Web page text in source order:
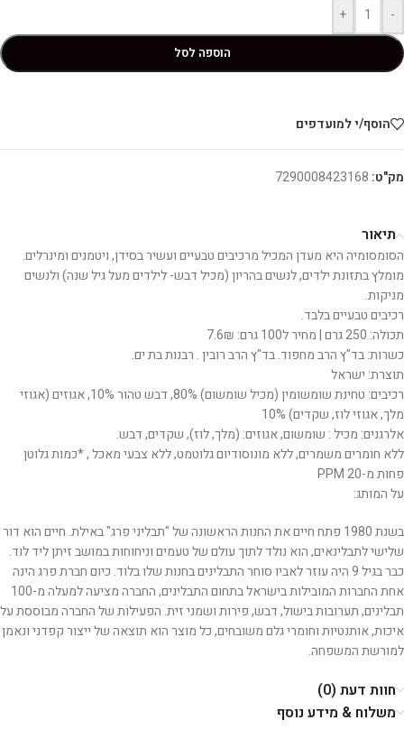
-
+
הוספה לסל
הוסף/י למועדפים
מק"ט: 7290008423168
תיאור
הסומסומיה היא מעדן המכיל מרכיבים טבעיים ועשיר בסידן, ויטמנים ומינרלים.
מומלץ בתזונת ילדים, לנשים בהריון (מכיל דבש- לילדים מעל גיל שנה) ולנשים
מניקות.
רכיבים טבעיים בלבד.
תכולה: 250 גרם | מחיר ל100 גרם: 7.6₪
כשרות: בד"ץ הרב מחפוד. בד"ץ הרב רובין . רבנות בת ים.
תוצרת: ישראל
רכיבים: טחינת שומשומין (מכיל שומשום) 80%, דבש טהור 10%, אגוזים (אגוזי
מלך, אגוזי לוז, שקדים) 10%
אלרגנים: מכיל : שומשום, אגוזים: (מלך, לוז), שקדים, דבש.
ללא חומרים משמרים, ללא מונוסודיום גלוטמט, ללא צבעי מאכל , *כמות גלוטן
פחות מ-20 PPM
על המותג:
בשנת 1980 פתח חיים את החנות הראשונה של "תבליני פרג" באילת. חיים הוא דור
שלישי לתבלינאים, הוא נולד לתוך עולם של טעמים וניחוחות במושב זיתן ליד לוד.
כבר בגיל 9 היה עוזר לאביו סוחר התבלינים בחנות שלו בלוד. כיום חברת פרג הינה
אחת החברות המובילות בישראל בתחום התבלינים, החברה מציעה למעלה מ-100
תבלינים, תערובות בישול, דבש, פירות ושמני זית. הפעילות של החברה מבוססת על
איכות, אותנטיות וחומרי גלם משובחים, כל מוצר הוא תוצאה של ייצור קפדני ונאמן
למורשת המשפחה.
חוות דעת (0)
משלוח & מידע נוסף